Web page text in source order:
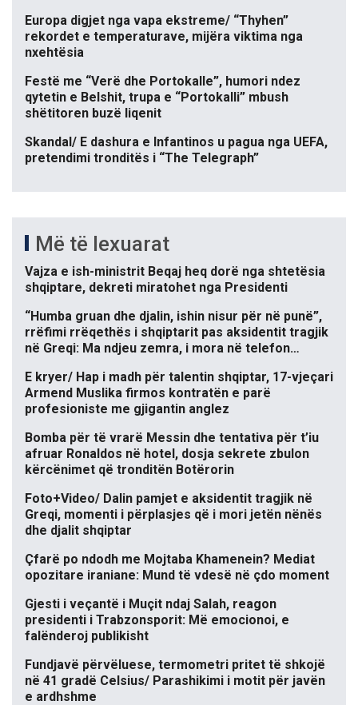
Europa digjet nga vapa ekstreme/ “Thyhen”
rekordet e temperaturave, mijëra viktima nga
nxehtësia
Festë me “Verë dhe Portokalle”, humori ndez
qytetin e Belshit, trupa e “Portokalli” mbush
shëtitoren buzë liqenit
Skandal/ E dashura e Infantinos u pagua nga UEFA,
pretendimi tronditës i “The Telegraph”
Më të lexuarat
Vajza e ish-ministrit Beqaj heq dorë nga shtetësia
shqiptare, dekreti miratohet nga Presidenti
“Humba gruan dhe djalin, ishin nisur për në punë”,
rrëfimi rrëqethës i shqiptarit pas aksidentit tragjik
në Greqi: Ma ndjeu zemra, i mora në telefon…
E kryer/ Hap i madh për talentin shqiptar, 17-vjeçari
Armend Muslika firmos kontratën e parë
profesioniste me gjigantin anglez
Bomba për të vrarë Messin dhe tentativa për t’iu
afruar Ronaldos në hotel, dosja sekrete zbulon
kërcënimet që tronditën Botërorin
Foto+Video/ Dalin pamjet e aksidentit tragjik në
Greqi, momenti i përplasjes që i mori jetën nënës
dhe djalit shqiptar
Çfarë po ndodh me Mojtaba Khamenein? Mediat
opozitare iraniane: Mund të vdesë në çdo moment
Gjesti i veçantë i Muçit ndaj Salah, reagon
presidenti i Trabzonsporit: Më emocionoi, e
falënderoj publikisht
Fundjavë përvëluese, termometri pritet të shkojë
në 41 gradë Celsius/ Parashikimi i motit për javën
e ardhshme